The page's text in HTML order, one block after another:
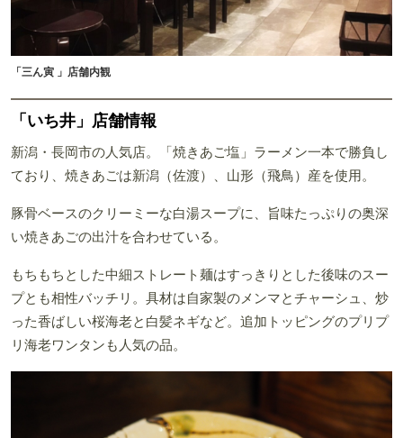
「三ん寅 」店舗内観
「いち井」店舗情報
新潟・長岡市の人気店。「焼きあご塩」ラーメン一本で勝負し
ており、焼きあごは新潟（佐渡）、山形（飛鳥）産を使用。
豚骨ベースのクリーミーな白湯スープに、旨味たっぷりの奥深
い焼きあごの出汁を合わせている。
もちもちとした中細ストレート麺はすっきりとした後味のスー
プとも相性バッチリ。具材は自家製のメンマとチャーシュ、炒
った香ばしい桜海老と白髪ネギなど。追加トッピングのプリプ
リ海老ワンタンも人気の品。